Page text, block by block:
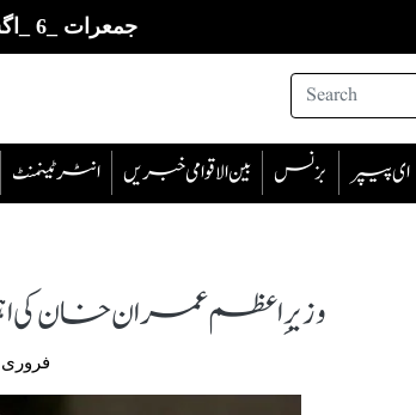
جمعرات _6 _اگست _2026AH اگست 6, 2026
انٹرٹینمنٹ بین الاقوامی خبریں بزنس ای پیپر
وزیرِ اعظم عمران خان کی
فروری 4,